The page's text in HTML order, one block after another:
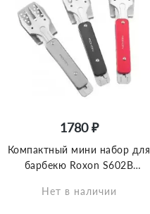
1780 ₽
Компактный мини набор для
барбекю Roxon S602B
Нет в наличии